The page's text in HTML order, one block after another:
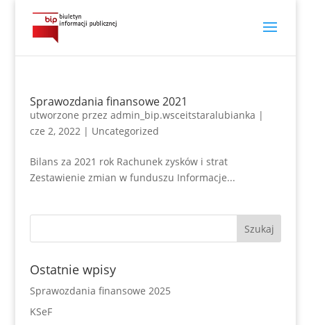
Sprawozdania finansowe 2021
utworzone przez admin_bip.wsceitstaralubianka |
cze 2, 2022| Uncategorized
Bilans za 2021 rok Rachunek zysków i strat
Zestawienie zmian w funduszu Informacje...
Ostatnie wpisy
Sprawozdania finansowe 2025
KSeF